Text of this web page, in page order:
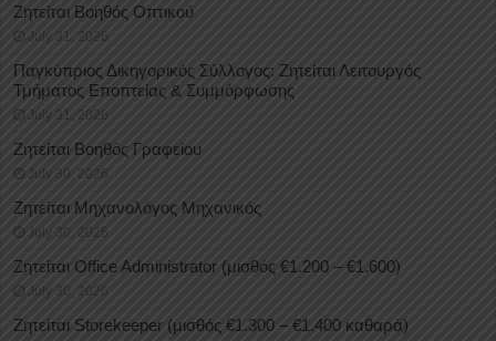
Ζητείται Βοηθός Οπτικού
July 31, 2026
Παγκύπριος Δικηγορικός Σύλλογος: Ζητείται Λειτουργός
Τμήματος Εποπτείας & Συμμόρφωσης
July 31, 2026
Ζητείται Βοηθός Γραφείου
July 30, 2026
Ζητείται Μηχανολόγος Μηχανικός
July 30, 2026
Ζητείται Office Administrator (μισθός €1.200 – €1.600)
July 30, 2026
Ζητείται Storekeeper (μισθός €1.300 – €1.400 καθαρά)